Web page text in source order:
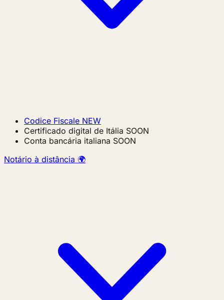
Codice Fiscale NEW
Certificado digital de Itália SOON
Conta bancária italiana SOON
Notário à distância 🌍